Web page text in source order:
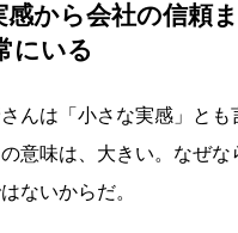
感から会社の信頼
にいる
んは「小さな実感」とも
意味は、大きい。なぜな
ないからだ。